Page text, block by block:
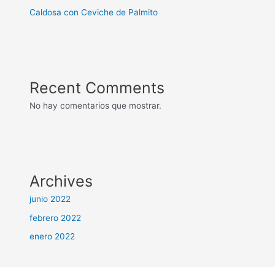
Caldosa con Ceviche de Palmito
Recent Comments
No hay comentarios que mostrar.
Archives
junio 2022
febrero 2022
enero 2022